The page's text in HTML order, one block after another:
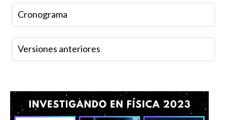
Cronograma
Versiones anteriores